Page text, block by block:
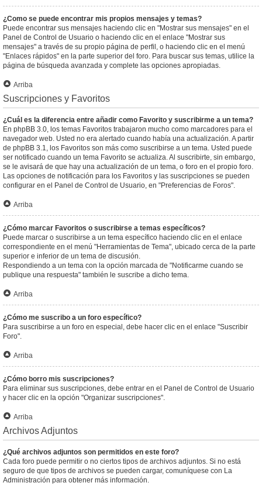
¿Como se puede encontrar mis propios mensajes y temas?
Puede encontrar sus mensajes haciendo clic en "Mostrar sus mensajes" en el
Panel de Control de Usuario o haciendo clic en el enlace "Mostrar sus
mensajes" a través de su propio página de perfil, o haciendo clic en el menú
"Enlaces rápidos" en la parte superior del foro. Para buscar sus temas, utilice la
página de búsqueda avanzada y complete las opciones apropiadas.
Arriba
Suscripciones y Favoritos
¿Cuál es la diferencia entre añadir como Favorito y suscribirme a un tema?
En phpBB 3.0, los temas Favoritos trabajaron mucho como marcadores para el
navegador web. Usted no era alertado cuando había una actualización. A partir
de phpBB 3.1, los Favoritos son más como suscribirse a un tema. Usted puede
ser notificado cuando un tema Favorito se actualiza. Al suscribirte, sin embargo,
se le avisará de que hay una actualización de un tema, o foro en el propio foro.
Las opciones de notificación para los Favoritos y las suscripciones se pueden
configurar en el Panel de Control de Usuario, en "Preferencias de Foros".
Arriba
¿Cómo marcar Favoritos o suscribirse a temas específicos?
Puede marcar o suscribirse a un tema específico haciendo clic en el enlace
correspondiente en el menú "Herramientas de Tema", ubicado cerca de la parte
superior e inferior de un tema de discusión.
Respondiendo a un tema con la opción marcada de "Notificarme cuando se
publique una respuesta" también le suscribe a dicho tema.
Arriba
¿Cómo me suscribo a un foro específico?
Para suscribirse a un foro en especial, debe hacer clic en el enlace "Suscribir
Foro".
Arriba
¿Cómo borro mis suscripciones?
Para eliminar sus suscripciones, debe entrar en el Panel de Control de Usuario
y hacer clic en la opción "Organizar suscripciones".
Arriba
Archivos Adjuntos
¿Qué archivos adjuntos son permitidos en este foro?
Cada foro puede permitir o no ciertos tipos de archivos adjuntos. Si no está
seguro de que tipos de archivos se pueden cargar, comuníquese con La
Administración para obtener más información.